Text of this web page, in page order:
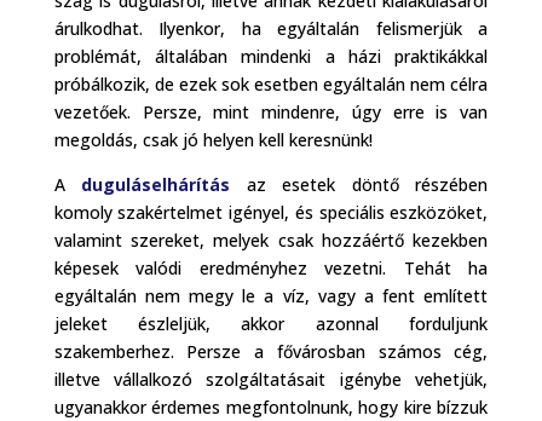
árulkodhat. Ilyenkor, ha egyáltalán felismerjük a
problémát, általában mindenki a házi praktikákkal
próbálkozik, de ezek sok esetben egyáltalán nem célra
vezetőek. Persze, mint mindenre, úgy erre is van
megoldás, csak jó helyen kell keresnünk!
A duguláselhárítás az esetek döntő részében
komoly szakértelmet igényel, és speciális eszközöket,
valamint szereket, melyek csak hozzáértő kezekben
képesek valódi eredményhez vezetni. Tehát ha
egyáltalán nem megy le a víz, vagy a fent említett
jeleket észleljük, akkor azonnal forduljunk
szakemberhez. Persze a fővárosban számos cég,
illetve vállalkozó szolgáltatásait igénybe vehetjük,
ugyanakkor érdemes megfontolnunk, hogy kire bízzuk